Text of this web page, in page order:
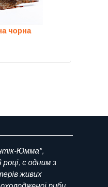
чорна
Юмма",
році, є одним з
живих